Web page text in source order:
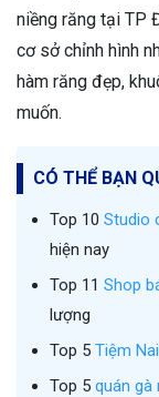
niềng răng tại TP
cơ sở chỉnh hình
hàm răng đẹp,
muốn.
CÓ THỂ BẠN
Top 10 Studio
hiện nay
Top 11 Shop
lượng
Top 5 Tiệm
Top 5 quán